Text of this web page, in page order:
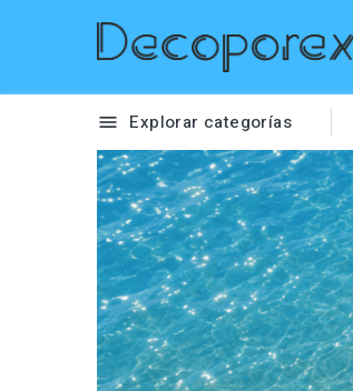
 Explorar categorías